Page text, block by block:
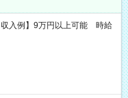
入例】9万円以上可能 時給